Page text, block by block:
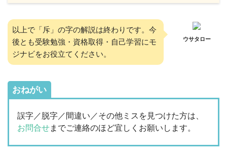
以上で「斥」の字の解説は終わりです。今
後とも受験勉強・資格取得・自己学習にモ
ジナビをお役立てください。
ウサタロー
おねがい
誤字／脱字／間違い／その他ミスを見つけた方は、
お問合せまでご連絡のほど宜しくお願いします。